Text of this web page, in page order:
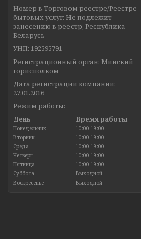
Номер в Торговом реестре/Реестре
бытовых услуг: Не подлежит
занесению в реестр, Республика
Беларусь
УНП: 192595791
Регистрационный орган: Минский
горисполком
Дата регистрации компании:
27.01.2016
Режим работы:
День
Время работы
Понедельник
10:00-19:00
Вторник
10:00-19:00
Среда
10:00-19:00
Четверг
10:00-19:00
Пятница
10:00-19:00
Суббота
Выходной
Воскресенье
Выходной